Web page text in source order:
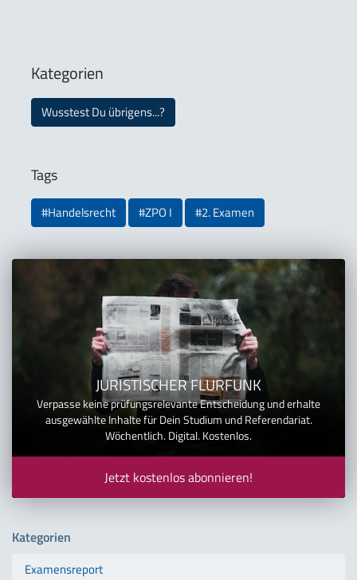
Kategorien
Wusstest Du übrigens...?
Tags
#Handelsrecht #ZPO I #2. Examen
JURISTISCHER FLURFUNK
Verpasse keine prüfungsrelevante Entscheidung und erhalte
ausgewählte Inhalte für Dein Studium und Referendariat.
Wöchentlich. Digital. Kostenlos.
Jetzt kostenlos abonnieren!
Kategorien
Examensreport